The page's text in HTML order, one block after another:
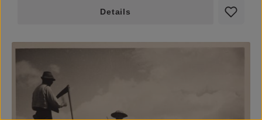
Details